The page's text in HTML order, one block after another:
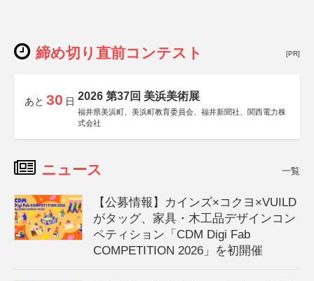
締め切り直前コンテスト [PR]
あと 30 日 2026 第37回 美浜美術展
福井県美浜町、美浜町教育委員会、福井新聞社、関西電力株
式会社
ニュース 一覧
【公募情報】カインズ×コクヨ×VUILD
がタッグ、家具・木工品デザインコン
ペティション「CDM Digi Fab
COMPETITION 2026」を初開催